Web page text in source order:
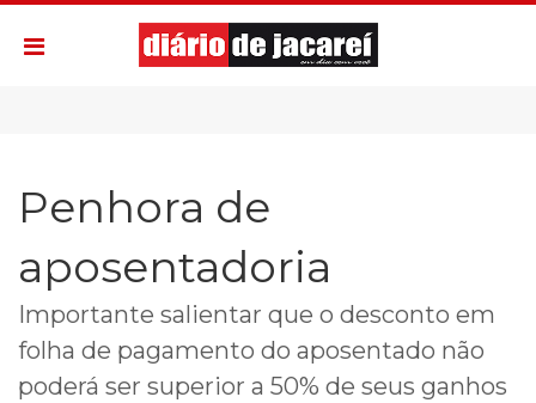
Penhora de
aposentadoria
Importante salientar que o desconto em
folha de pagamento do aposentado não
poderá ser superior a 50% de seus ganhos